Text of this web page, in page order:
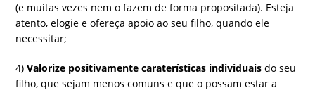
(e muitas vezes nem o fazem de forma propositada). Esteja
atento, elogie e ofereça apoio ao seu filho, quando ele
necessitar;
4)Valorize positivamente caraterísticas individuais do seu
filho, que sejam menos comuns e que o possam estar a